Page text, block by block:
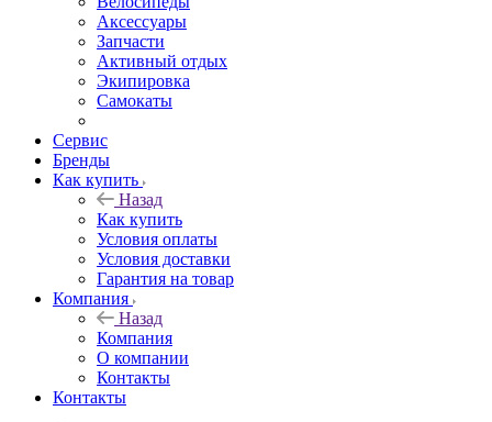
Аксессуары
Запчасти
Активный отдых
Экипировка
Самокаты
Сервис
Бренды
Как купить
Назад
Как купить
Условия оплаты
Условия доставки
Гарантия на товар
Компания
Назад
Компания
О компании
Контакты
Контакты